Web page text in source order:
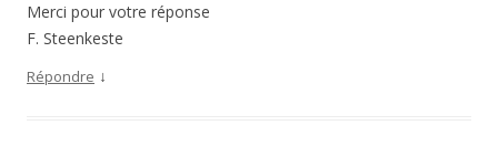
Merci pour votre réponse
F. Steenkeste
Répondre ↓